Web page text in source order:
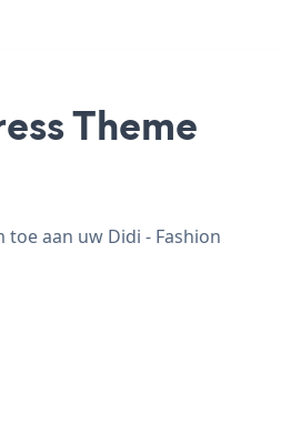
Theme
toe aan uw Didi - Fashion